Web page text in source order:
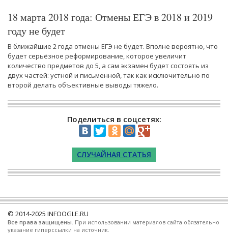
18 марта 2018 года: Отмены ЕГЭ в 2018 и 2019
году не будет
В ближайшие 2 года отмены ЕГЭ не будет. Вполне вероятно, что
будет серьёзное реформирование, которое увеличит
количество предметов до 5, а сам экзамен будет состоять из
двух частей: устной и письменной, так как исключительно по
второй делать объективные выводы тяжело.
Поделиться в соцсетях:
СЛУЧАЙНАЯ СТАТЬЯ
© 2014-2025 INFOOGLE.RU
Все права защищены . При использовании материалов сайта обязательно
указание гиперссылки на источник.